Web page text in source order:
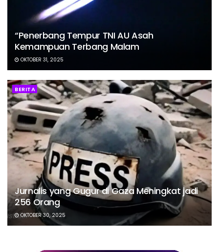
“Penerbang Tempur TNI AU Asah
Kemampuan Terbang Malam
OKTOBER 31, 2025
BERITA
Jurnalis yang Gugur di Gaza Meningkat jadi
256 Orang
OKTOBER 30, 2025